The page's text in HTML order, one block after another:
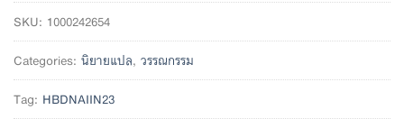
SKU: 1000242654
Categories: นิยายแปล, วรรณกรรม
Tag: HBDNAIIN23